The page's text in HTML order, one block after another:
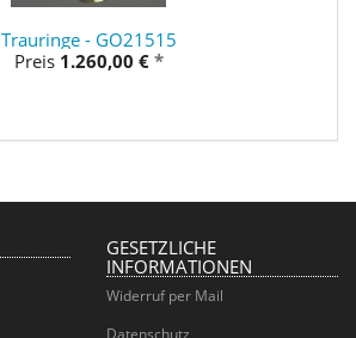
Trauringe - GO21515
Preis 1.260,00 € *
GESETZLICHE
INFORMATIONEN
Widerruf per Mail